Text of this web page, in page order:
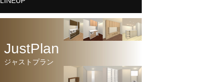
JustPlan
ジャストプラン